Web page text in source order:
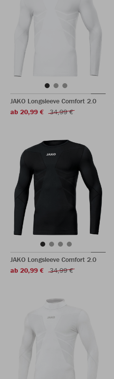
JAKO Longsleeve Comfort 2.0
ab 20,99 €
34,99 €
JAKO Longsleeve Comfort 2.0
ab 20,99 €
34,99 €